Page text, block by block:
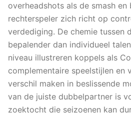
overheadshots als de smash
rechterspeler zich richt op
verdediging. De chemie tussen
bepalender dan individueel
niveau illustreren koppels als
complementaire speelstijlen en
verschil maken in beslissende
van de juiste dubbelpartner is
zoektocht die seizoenen kan